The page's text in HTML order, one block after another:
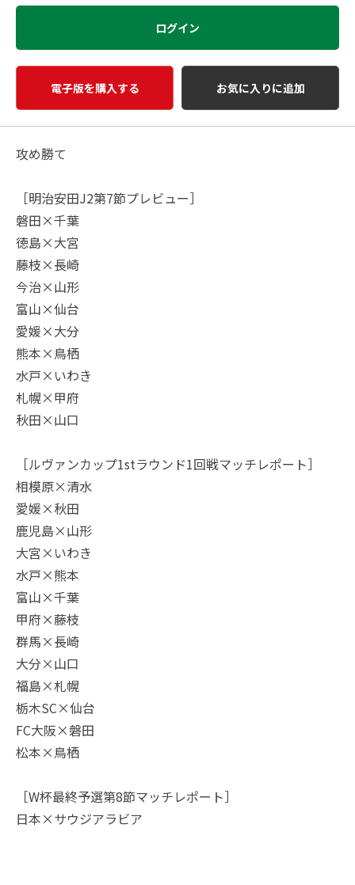
ログイン
電子版を購入する お気に入りに追加
攻め勝て
［明治安田J2第7節プレビュー］
磐田×千葉
徳島×大宮
藤枝×長崎
今治×山形
富山×仙台
愛媛×大分
熊本×鳥栖
水戸×いわき
札幌×甲府
秋田×山口
［ルヴァンカップ1stラウンド1回戦マッチレポート］
相模原×清水
愛媛×秋田
鹿児島×山形
大宮×いわき
水戸×熊本
富山×千葉
甲府×藤枝
群馬×長崎
大分×山口
福島×札幌
栃木SC×仙台
FC大阪×磐田
松本×鳥栖
［W杯最終予選第8節マッチレポート］
日本×サウジアラビア